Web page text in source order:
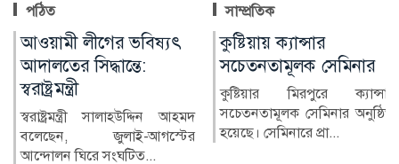
পঠিত সাম্প্রতিক
কুষ্টিয়ায় ক্যান্সার
সচেতনতামূলক সেমিনার
কুষ্টিয়ার মিরপুরে ক্যান্সার
সচেতনতামূলক সেমিনার অনুষ্ঠিত
হয়েছে। সেমিনারে প্রা...
লাখ টাকার ফল-নাস্তা নিয়ে
সাবেক ইউএনওকে ঘিরে
প্রশ্ন
কুষ্টিয়ার মিরপুর উপজেলার সাবেক
নির্বাহী কর্মকর্তা (ইউএনও)